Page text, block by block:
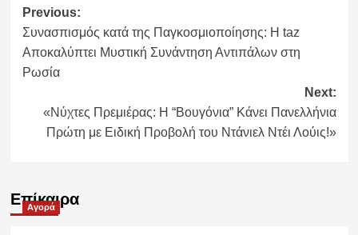
Post
navigation
Previous:
Συνασπισμός κατά της Παγκοσμιοποίησης: Η taz
Αποκαλύπτει Μυστική Συνάντηση Αντιπάλων στη
Ρωσία
Next:
«Νύχτες Πρεμιέρας: Η “Βουγόνια” Κάνει Πανελλήνια
Πρώτη με Ειδική Προβολή του Ντάνιελ Ντέι Λούις!»
Επίκαιρα
Αγορά